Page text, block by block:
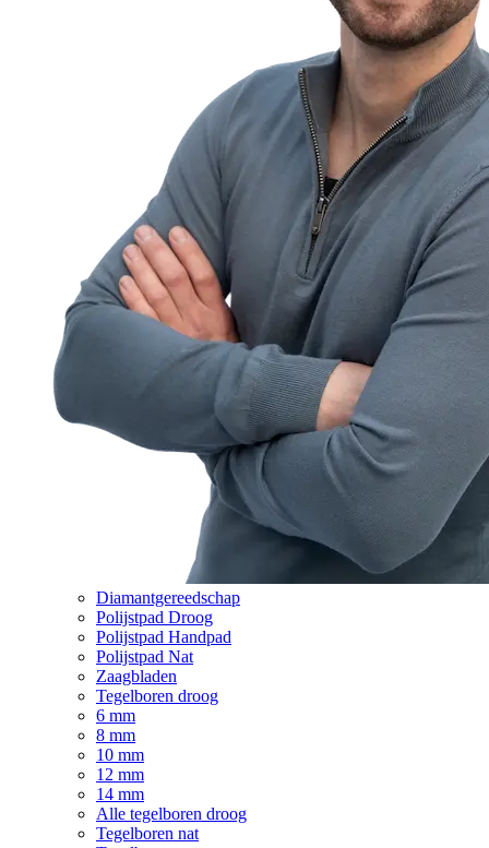
Diamantgereedschap
Polijstpad Droog
Polijstpad Handpad
Polijstpad Nat
Zaagbladen
Tegelboren droog
6 mm
8 mm
10 mm
12 mm
14 mm
Alle tegelboren droog
Tegelboren nat